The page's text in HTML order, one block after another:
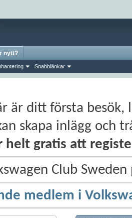
Snabblänkar
nytt?
är ditt första besök,
skapa inlägg och
helt gratis att
Club
medlem i